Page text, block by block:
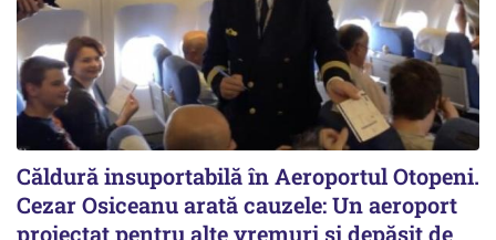
Căldură insuportabilă în Aeroportul Otopeni.
Cezar Osiceanu arată cauzele: Un aeroport
proiectat pentru alte vremuri și depășit de